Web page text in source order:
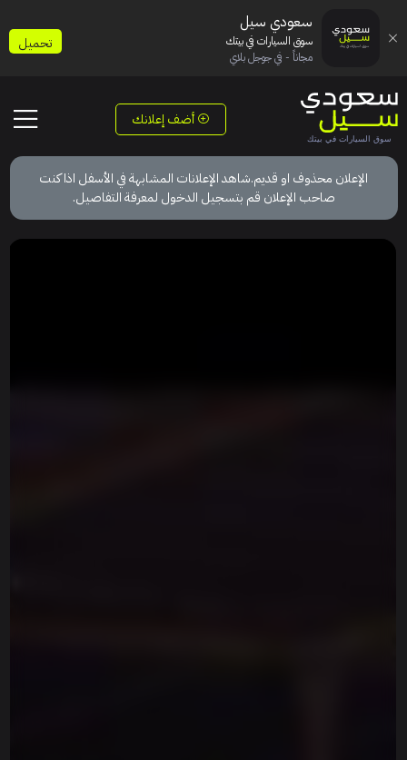
أضف إعلانك
الإعلان محذوف او قديم.شاهد الإعلانات المشابهة في الأسفل اذا كنت
صاحب الإعلان قم بتسجيل الدخول لمعرفة التفاصيل.
سعودي سيل
سوق السيارات في بيتك
مجاناً - في جوجل بلاي
تحميل